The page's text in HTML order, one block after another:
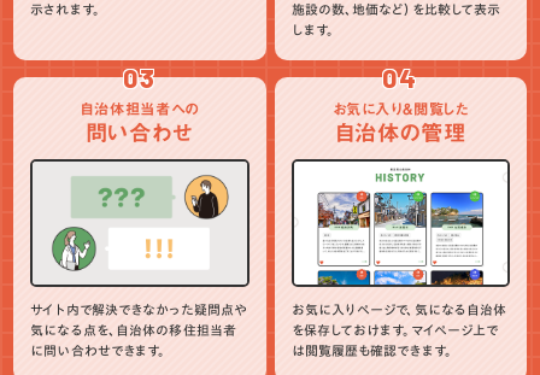
示されます。
施設の数、地価など）を比較して表示
します。
03
自治体担当者への
問い合わせ
サイト内で解決できなかった疑問点や
気になる点を、自治体の移住担当者
に問い合わせできます。
04
お気に入り＆閲覧した
自治体の管理
お気に入りページで、気になる自治体
を保存しておけます。マイページ上で
は閲覧履歴も確認できます。